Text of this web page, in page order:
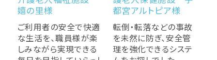
嬉の里様
ご利用者の安全で快適
な生活を、職員様が楽
しみながら実現できる
都宮アルトピア様
転倒・転落などの事故
を未然に防ぎ、安全管
理を強化できるシステ